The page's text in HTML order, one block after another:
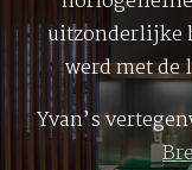
uitzonderlijke
werd met
Yvan’s